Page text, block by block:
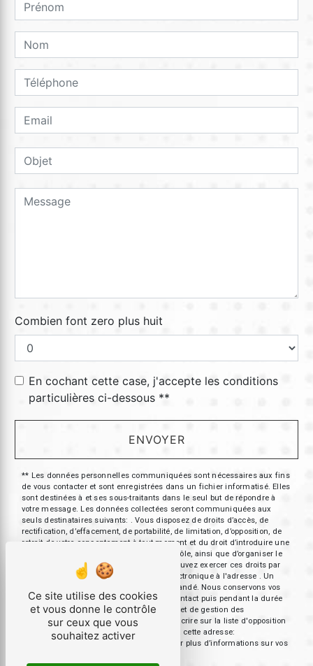
Combien font zero plus huit
En cochant cette case, j'accepte les conditions
particulières ci-dessous **
ENVOYER
** Les données personnelles communiquées sont nécessaires aux fins
de vous contacter et sont enregistrées dans un fichier informatisé. Elles
sont destinées à et ses sous-traitants dans le seul but de répondre à
votre message. Les données collectées seront communiquées aux
seuls destinataires suivants: . Vous disposez de droits d’accès, de
rectification, d’effacement, de portabilité, de limitation, d’opposition, de
retrait de votre consentement à tout moment et du droit d’introduire une
réclamation auprès d’une autorité de contrôle, ainsi que d’organiser le
sort de vos données post-mortem. Vous pouvez exercer ces droits par
voie postale à l'adresse ou par courrier électronique à l'adresse . Un
justificatif d'identité pourra vous être demandé. Nous conservons vos
données pendant la période de prise de contact puis pendant la durée
de prescription légale aux fins probatoires et de gestion des
contentieux. Vous avez le droit de vous inscrire sur la liste d'opposition
au démarchage téléphonique, disponible à cette adresse:
. Consultez le site cnil.fr pour plus d’informations sur vos
Ce site utilise des cookies
et vous donne le contrôle
sur ceux que vous
souhaitez activer